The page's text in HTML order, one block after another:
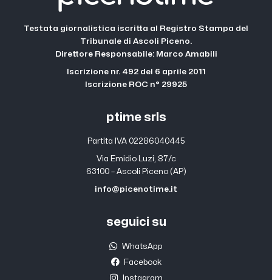
Testata giornalistica iscritta al Registro Stampa del
Tribunale di Ascoli Piceno.
Direttore Responsabile: Marco Amabili
Iscrizione nr. 492 del 6 aprile 2011
Iscrizione ROC n° 29925
ptime srls
Partita IVA 02286040445
Via Emidio Luzi, 87/c
63100 – Ascoli Piceno (AP)
info@picenotime.it
seguici su
WhatsApp
Facebook
Instagram